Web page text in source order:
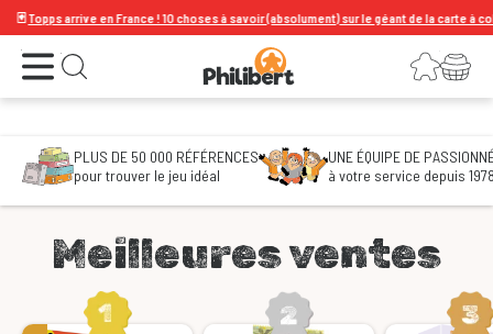
arrive en France ! 10 choses à savoir (absolument) sur le géant de la carte à
Ouvrir le menu Ouvrir la recherche Le spécialiste du jeu de société Connexion
Votre panier
PLUS DE 50 000 RÉFÉRENCES
pour trouver le jeu idéal
UNE ÉQUIPE DE
à votre service depuis
Meilleures ventes